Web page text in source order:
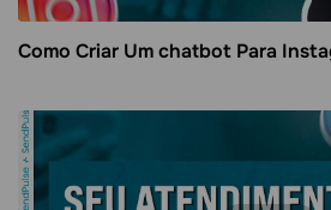
Como Criar Um chatbot Para